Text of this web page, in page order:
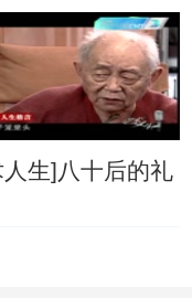
生]八十后的礼